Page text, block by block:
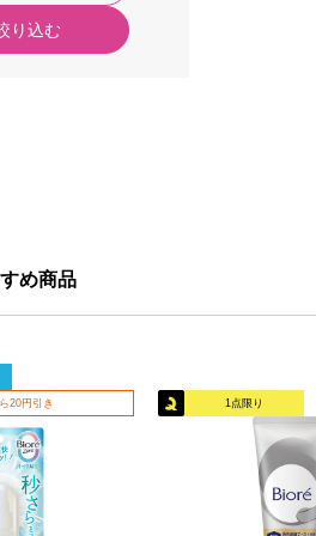
り込む
め商品
20円引き 1点限り